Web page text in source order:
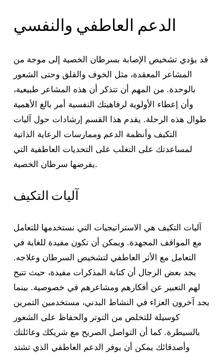
الدعم العاطفي والنفسي
قد يؤدي تشخيص الإصابة بسرطان الخصية إلى موجة من
المشاعر المعقدة، مثل الخوف والقلق وحتى الشعور
بالوحدة. من المهم أن تتذكر أن هذه المشاعر طبيعية،
وأن إعطاء الأولوية لرفاهيتك النفسية أمر بالغ الأهمية
طوال هذه الرحلة. يقدم هذا القسم إرشادات حول آليات
التكيف وأنظمة الدعم وممارسات الرعاية الذاتية
لمساعدتك على التغلب على التحديات العاطفية التي
يفرضها سرطان الخصية.
آليات التكيف
آليات التكيف هي الاستراتيجيات التي نستخدمها للتعامل
مع المواقف المجهدة. ويمكن أن تكون مفيدة للغاية في
التعامل مع الأثر العاطفي لتشخيص السرطان وعلاجه.
يجد بعض الرجال أن كتابة المذكرات مفيدة، حيث تتيح
لهم التعبير عن أفكارهم ومشاعرهم في خصوصية. بينما
يجد آخرون العزاء في النشاط البدني، مستخدمين التمرين
كوسيلة للتخلص من التوتر والحفاظ على الشعور
بالسيطرة. كما أن التواصل الصريح مع شريكك وعائلتك
وأصدقائك يمكن أن يوفر الدعم العاطفي الذي تشتد